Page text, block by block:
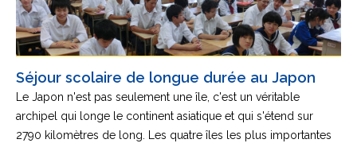
Séjour scolaire de longue durée au Japon
Le Japon n'est pas seulement une île, c'est un véritable
archipel qui longe le continent asiatique et qui s'étend sur
2790 kilomètres de long. Les quatre îles les plus importantes